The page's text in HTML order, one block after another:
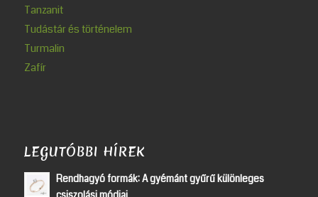
Tanzanit
Tudástár és történelem
Turmalin
Zafír
LEGUTÓBBI HÍREK
Rendhagyó formák: A gyémánt gyűrű különleges